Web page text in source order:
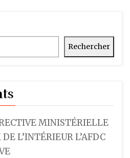
Rechercher
MINISTÉRIELLE
L’INTÉRIEUR L’AFDC